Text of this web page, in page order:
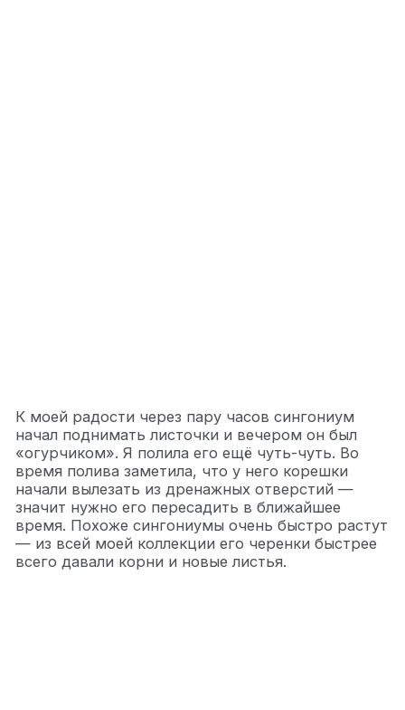
К моей радости через пару часов сингониум
начал поднимать листочки и вечером он был
«огурчиком». Я полила его ещё чуть-чуть. Во
время полива заметила, что у него корешки
начали вылезать из дренажных отверстий —
значит нужно его пересадить в ближайшее
время. Похоже сингониумы очень быстро растут
— из всей моей коллекции его черенки быстрее
всего давали корни и новые листья.